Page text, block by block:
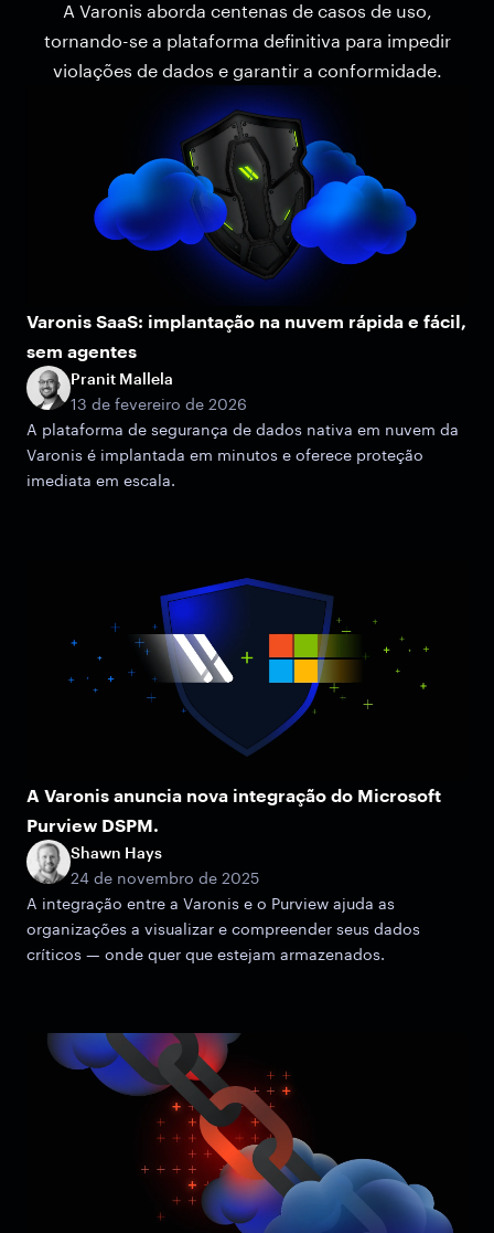
A Varonis aborda centenas de casos de uso,
tornando-se a plataforma definitiva para impedir
violações de dados e garantir a conformidade.
Varonis SaaS: implantação na nuvem rápida e fácil,
sem agentes
Pranit Mallela
13 de fevereiro de 2026
A plataforma de segurança de dados nativa em nuvem da
Varonis é implantada em minutos e oferece proteção
imediata em escala.
A Varonis anuncia nova integração do Microsoft
Purview DSPM.
Shawn Hays
24 de novembro de 2025
A integração entre a Varonis e o Purview ajuda as
organizações a visualizar e compreender seus dados
críticos — onde quer que estejam armazenados.